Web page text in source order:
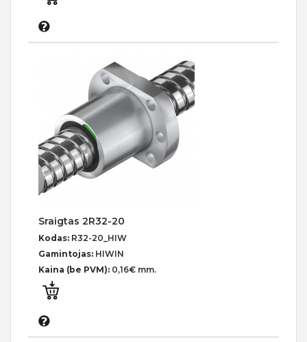
Sraigtas 2R32-20
Kodas: R32-20_HIW
Gamintojas: HIWIN
Kaina (be PVM): 0,16€ mm.